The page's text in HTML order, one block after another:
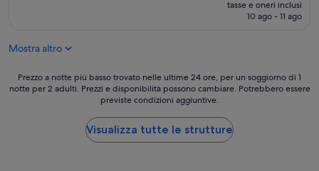
l
s
attuale
tasse e oneri inclusi
10 ago - 11 ago
Mostra altro
Prezzo
a
Prezzo a notte più basso trovato nelle ultime 24 ore, per un soggiorno di 1
notte per 2 adulti. Prezzi e disponibilità possono cambiare. Potrebbero essere
previste condizioni aggiuntive.
Visualizza tutte le strutture